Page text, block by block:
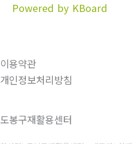
Powered by KBoard
이용약관
개인정보처리방침
도봉구재활용센터